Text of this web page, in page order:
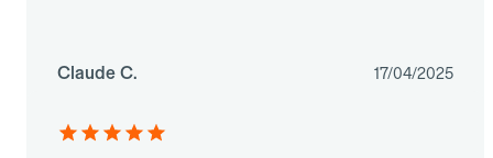
Claude C. 17/04/2025